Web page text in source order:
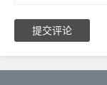
提交评论